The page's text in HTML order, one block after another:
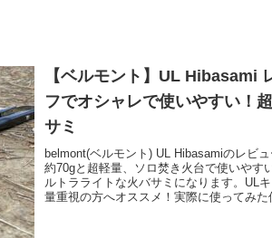
【ベルモント】UL Hibasami
フでオシャレで使いやすい！
サミ
belmont(ベルモント) UL Hibasamiのレビュ
約70gと超軽量、ソロ焚き火台で使いやす
ルトラライトな火バサミになります。UL
量重視の方へオススメ！実際に使ってみた